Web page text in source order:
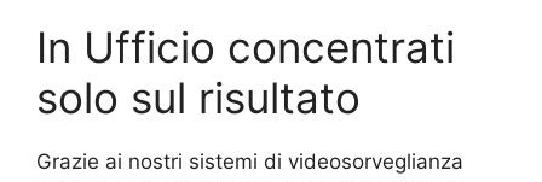
In Ufficio concentrati
solo sul risultato
Grazie ai nostri sistemi di videosorveglianza